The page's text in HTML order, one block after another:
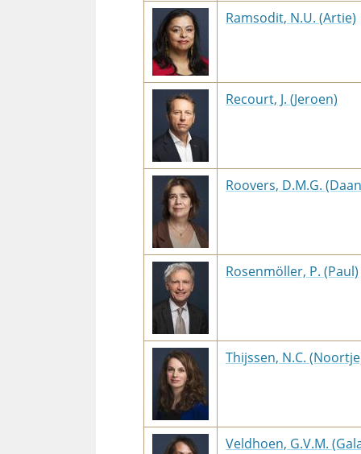
Ramsodit, N.U. (Artie)
Recourt, J. (Jeroen)
Roovers, D.M.G.
Rosenmöller, P. (Paul)
Thijssen, N.C.
Veldhoen, G.V.M.